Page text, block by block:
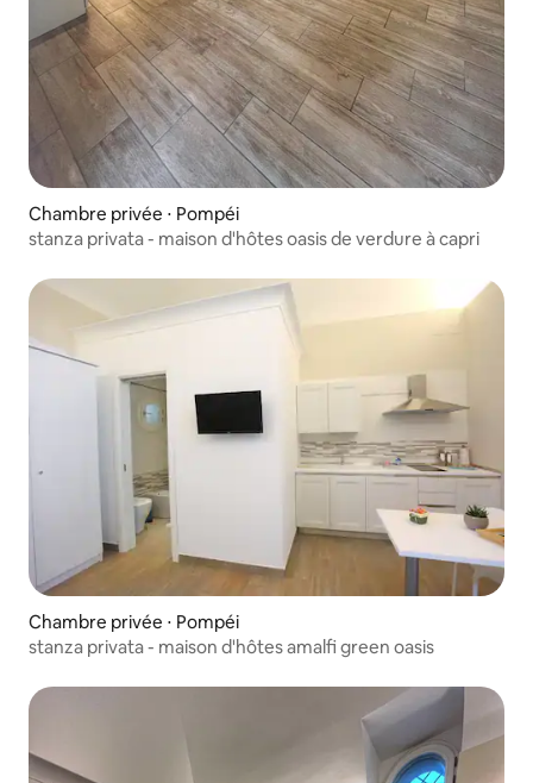
Chambre privée ⋅ Pompéi
stanza privata - maison d'hôtes oasis de verdure à capri
Chambre privée ⋅ Pompéi
stanza privata - maison d'hôtes amalfi green oasis